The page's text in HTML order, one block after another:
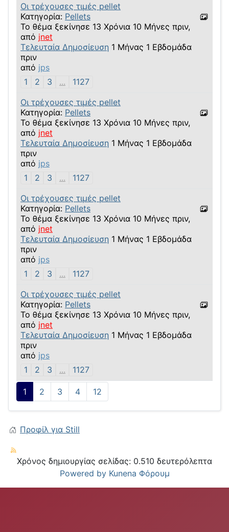
Οι τρέχουσες τιμές pellet
Κατηγορία: Pellets
Το θέμα ξεκίνησε 13 Χρόνια 10 Μήνες πριν,
από jnet
Τελευταία Δημοσίευση 1 Μήνας 1 Εβδομάδα
πριν
από jps
1
2 3 ...
1127
Οι τρέχουσες τιμές pellet
Κατηγορία: Pellets
Το θέμα ξεκίνησε 13 Χρόνια 10 Μήνες πριν,
από jnet
Τελευταία Δημοσίευση 1 Μήνας 1 Εβδομάδα
πριν
από jps
1
2 3 ...
1127
Οι τρέχουσες τιμές pellet
Κατηγορία: Pellets
Το θέμα ξεκίνησε 13 Χρόνια 10 Μήνες πριν,
από jnet
Τελευταία Δημοσίευση 1 Μήνας 1 Εβδομάδα
πριν
από jps
1
2 3 ...
1127
Οι τρέχουσες τιμές pellet
Κατηγορία: Pellets
Το θέμα ξεκίνησε 13 Χρόνια 10 Μήνες πριν,
από jnet
Τελευταία Δημοσίευση 1 Μήνας 1 Εβδομάδα
πριν
από jps
1
2 3 ... 1127
1 2 3 4 12
Προφίλ για Still
Χρόνος δημιουργίας σελίδας: 0.510 δευτερόλεπτα
Powered by Kunena Φόρουμ